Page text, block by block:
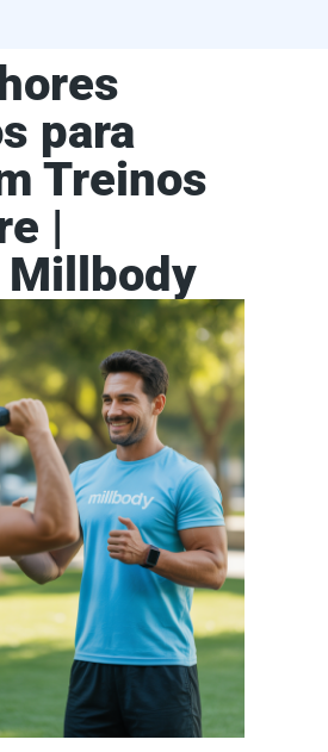
para
Treinos
|
Millbody